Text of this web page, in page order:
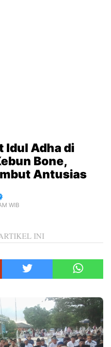
Idul Adha di
Bone,
Antusias
WIB
INI